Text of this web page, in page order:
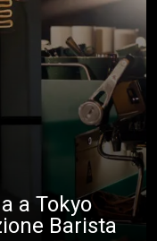
a Tokyo
Barista